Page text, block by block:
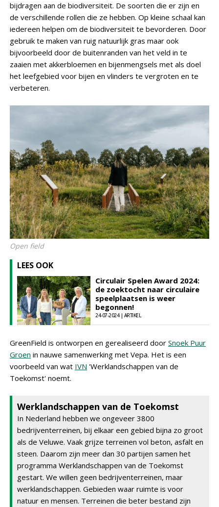
bijdragen aan de biodiversiteit. De soorten die er zijn en
de verschillende rollen die ze hebben. Op kleine schaal kan
iedereen helpen om de biodiversiteit te bevorderen. Door
gebruik te maken van ruig natuurlijk gras maar ook
bijvoorbeeld door de buitenranden van het veld in te
zaaien met akkerbloemen en bijenmengsels met als doel
het leefgebied voor bijen en vlinders te vergroten en te
verbeteren.
Open field
LEES OOK
Circulair Spelen Award 2024:
de zoektocht naar circulaire
speelplaatsen is weer
begonnen!
24-07-2024 | ARTIKEL
GreenField is ontworpen en gerealiseerd door Snoek Puur
Groen in nauwe samenwerking met Vepa. Het is een
voorbeeld van wat IVN 'Werklandschappen van de
Toekomst' noemt.
Werklandschappen van de Toekomst
In Nederland hebben we ongeveer 3800
bedrijventerreinen, bij elkaar een gebied bijna zo groot
als de Veluwe. Vaak grijze terreinen vol beton, asfalt en
steen. Daarom zijn meer dan 30 partijen samen het
programma Werklandschappen van de Toekomst
gestart. We willen geen bedrijventerreinen, maar
werklandschappen. Gebieden waar ruimte is voor
natuur en mensen. Terreinen die beter bestand zijn